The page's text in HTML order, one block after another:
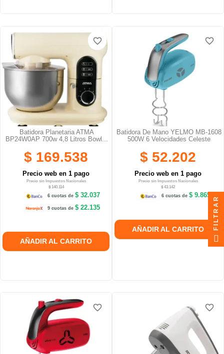
Batidora Planetaria ATMA
BP24W0AP 700w 4,8 Litros Bowl...
$ 169.538
Precio web en 1 pago
Precio sin Impuestos Nacionales
$ 140.114
6 cuotas de$ 32.037
9 cuotas de$ 22.135
AÑADIR AL CARRITO
favorite_border
favorite_border
Batidora De Mano YELMO MB-1608
500W 6 Velocidades Celeste
$ 52.202
Precio web en 1 pago
Precio sin Impuestos Nacionales
$ 43.142
6 cuotas de $ 9.865
AÑADIR AL CARRITO
favorite_border
favorite_border
favorite_border
favorite_border favorite_border
favorite_border
FILTRAR